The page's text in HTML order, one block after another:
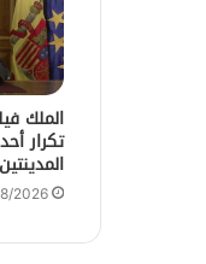
الملك
تكرار
2026